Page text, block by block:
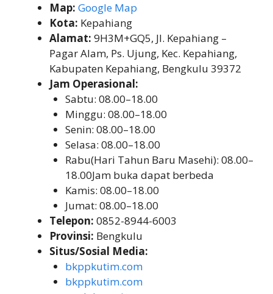
Map: Google Map
Kota: Kepahiang
Alamat: 9H3M+GQ5, Jl. Kepahiang –
Pagar Alam, Ps. Ujung, Kec. Kepahiang,
Kabupaten Kepahiang, Bengkulu 39372
Jam Operasional:
Sabtu: 08.00–18.00
Minggu: 08.00–18.00
Senin: 08.00–18.00
Selasa: 08.00–18.00
Rabu(Hari Tahun Baru Masehi): 08.00–
18.00Jam buka dapat berbeda
Kamis: 08.00–18.00
Jumat: 08.00–18.00
Telepon: 0852-8944-6003
Provinsi: Bengkulu
Situs/Sosial Media:
bkppkutim.com
bkppkutim.com